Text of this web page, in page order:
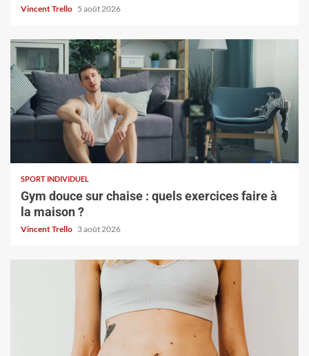
Vincent Trello 5 août 2026
SPORT INDIVIDUEL
Gym douce sur chaise : quels exercices faire à
la maison ?
Vincent Trello 3 août 2026